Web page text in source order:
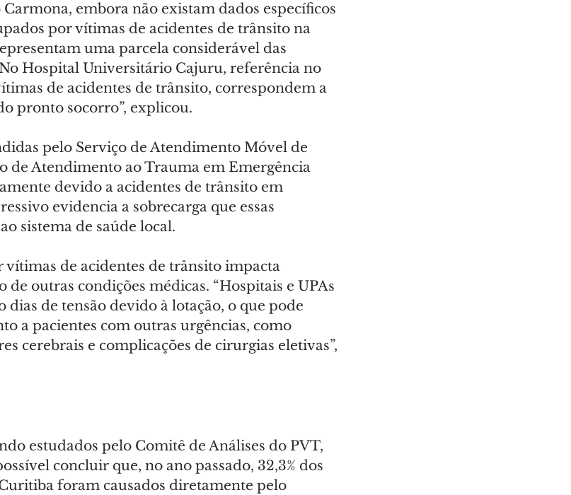
embora não existam dados específicos
por vítimas de acidentes de trânsito na
uma parcela considerável das
Hospital Universitário Cajuru, referência no
de acidentes de trânsito, correspondem a
pronto socorro”, explicou.
pelo Serviço de Atendimento Móvel de
de Atendimento ao Trauma em Emergência
devido a acidentes de trânsito em
evidencia a sobrecarga que essas
sistema de saúde local.
vítimas de acidentes de trânsito impacta
outras condições médicas. “Hospitais e UPAs
de tensão devido à lotação, o que pode
a pacientes com outras urgências, como
cerebrais e complicações de cirurgias eletivas”,
estudados pelo Comitê de Análises do PVT,
concluir que, no ano passado, 32,3% dos
foram causados diretamente pelo